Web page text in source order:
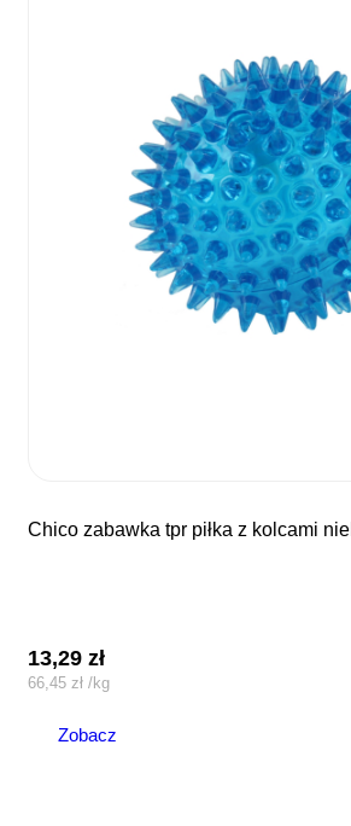
chico zabawka tpr piłka z kolcami
13,29zł
66,45 zł /kg
Zobacz